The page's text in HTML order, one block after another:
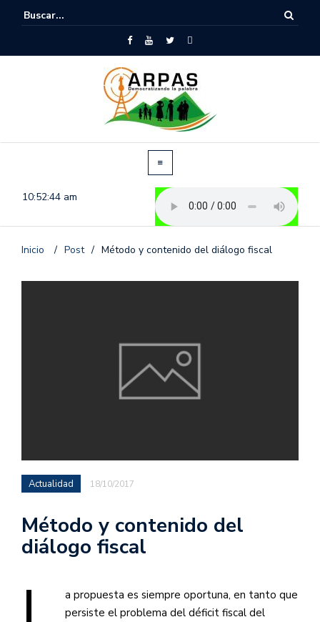
10:52:44 am
Inicio / Post / Método y contenido del diálogo fiscal
Actualidad 18/10/2017
Método y contenido del
diálogo fiscal
a propuesta es siempre oportuna, en tanto que
persiste el problema del déficit fiscal del